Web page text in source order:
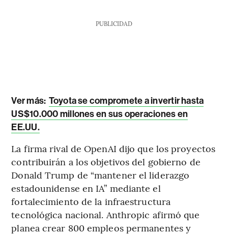
PUBLICIDAD
Ver más: Toyota se compromete a invertir hasta
US$10.000 millones en sus operaciones en
EE.UU.
La firma rival de OpenAI dijo que los proyectos
contribuirán a los objetivos del gobierno de
Donald Trump de “mantener el liderazgo
estadounidense en IA” mediante el
fortalecimiento de la infraestructura
tecnológica nacional. Anthropic afirmó que
planea crear 800 empleos permanentes y